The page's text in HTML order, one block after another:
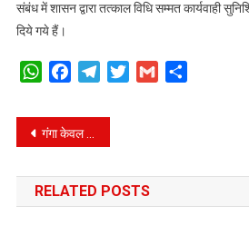
संबंध में शासन द्वारा तत्काल विधि सम्मत कार्यवाही
दिये गये हैं।
WhatsAppFacebookTelegramTwitterGmail
Post
navigation
गंगा केवल नदी नहीं है, बल्कि करोड़ों लोगों की आस्था का केंद्र- केद्रीय जल शक्ति मंत्री
RELATED POSTS